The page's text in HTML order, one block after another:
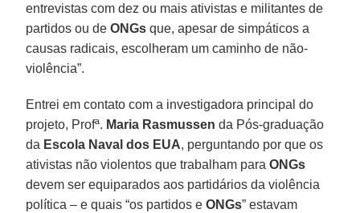
entrevistas com dez ou mais ativistas e militantes de
partidos ou deONGs que, apesar de simpáticos a
causas radicais, escolheram um caminho de não-
violência”.
Entrei em contato com a investigadora principal do
projeto, Profª. Maria Rasmussen da Pós-graduação
da Escola Naval dos EUA, perguntando por que os
ativistas não violentos que trabalham paraONGs
devem ser equiparados aos partidários da violência
política – e quais “os partidos eONGs” estavam